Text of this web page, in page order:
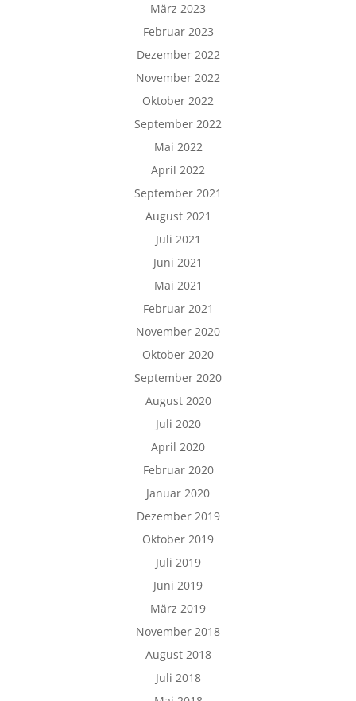
März 2023
Februar 2023
Dezember 2022
November 2022
Oktober 2022
September 2022
Mai 2022
April 2022
September 2021
August 2021
Juli 2021
Juni 2021
Mai 2021
Februar 2021
November 2020
Oktober 2020
September 2020
August 2020
Juli 2020
April 2020
Februar 2020
Januar 2020
Dezember 2019
Oktober 2019
Juli 2019
Juni 2019
März 2019
November 2018
August 2018
Juli 2018